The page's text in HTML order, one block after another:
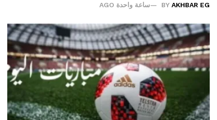
BY AKHBAR EG ساعة واحدة AGO